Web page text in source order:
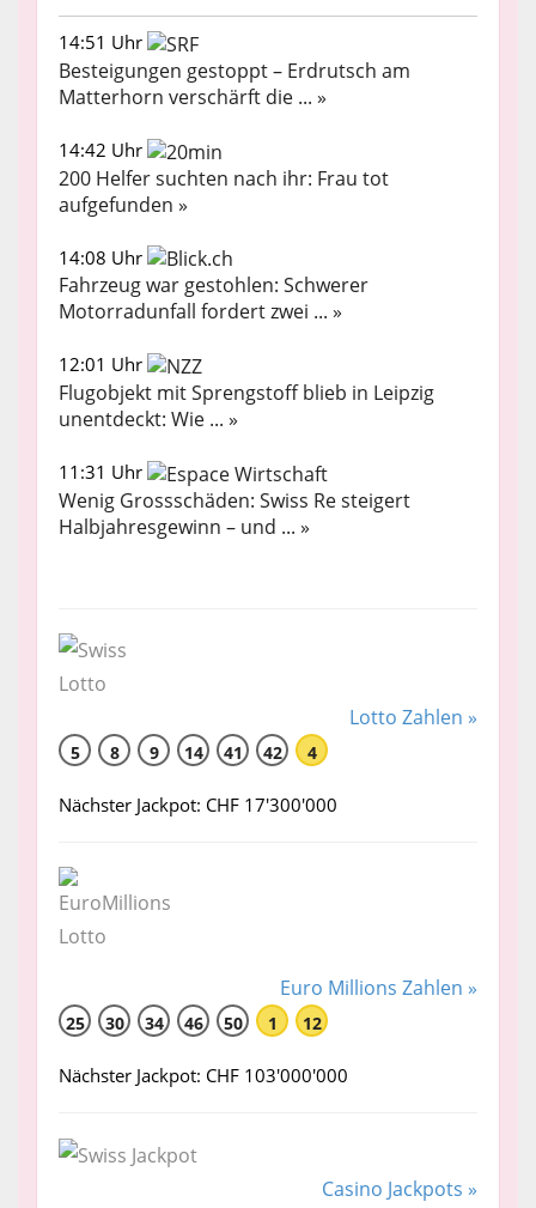
14:51 Uhr
Besteigungen gestoppt – Erdrutsch am
Matterhorn verschärft die ... »
14:42 Uhr
200 Helfer suchten nach ihr: Frau tot
aufgefunden »
14:08 Uhr
Fahrzeug war gestohlen: Schwerer
Motorradunfall fordert zwei ... »
12:01 Uhr
Flugobjekt mit Sprengstoff blieb in Leipzig
unentdeckt: Wie ... »
11:31 Uhr
Wenig Grossschäden: Swiss Re steigert
Halbjahresgewinn – und ... »
Lotto Zahlen »
5 8 9 14 41 42 4
Nächster Jackpot: CHF 17'300'000
Euro Millions Zahlen »
25 30 34 46 50 1 12
Nächster Jackpot: CHF 103'000'000
Casino Jackpots »